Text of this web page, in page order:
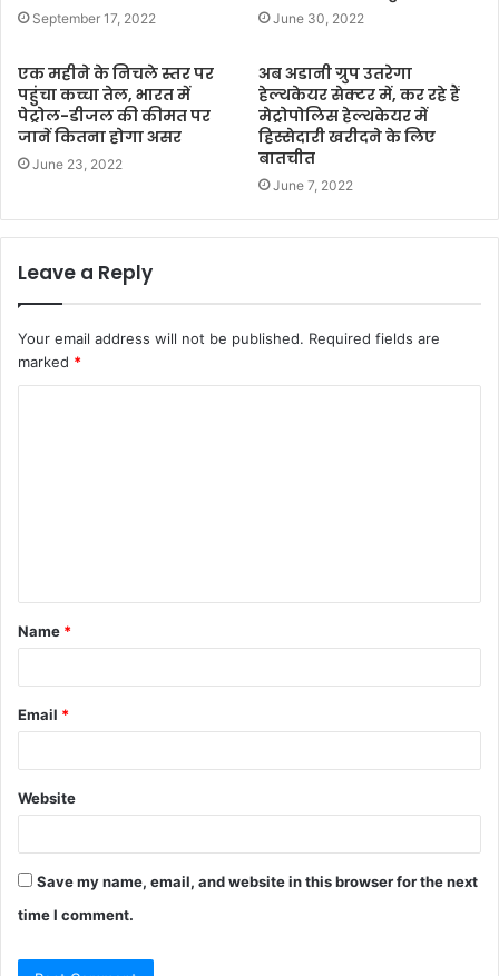
September 17, 2022 June 30, 2022
एक महीने के निचले स्तर पर
पहुंचा कच्चा तेल, भारत में
पेट्रोल-डीजल की कीमत पर
जानें कितना होगा असर
June 23, 2022
अब अडानी ग्रुप उतरेगा
हेल्थकेयर सेक्टर में, कर रहे हैं
मेट्रोपोलिस हेल्थकेयर में
हिस्सेदारी खरीदने के लिए
बातचीत
June 7, 2022
Leave a Reply
Your email address will not be published. Required fields are
marked *
t
*
Name *
Email *
Website
Save my name, email, and website in this browser for the next
time I comment.